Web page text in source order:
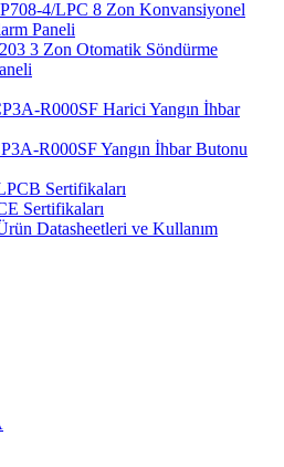
4/LPC 8 Zon Konvansiyonel
Paneli
3 Zon Otomatik Söndürme
R000SF Harici Yangın İhbar
R000SF Yangın İhbar Butonu
Sertifikaları
Sertifikaları
Datasheetleri ve Kullanım